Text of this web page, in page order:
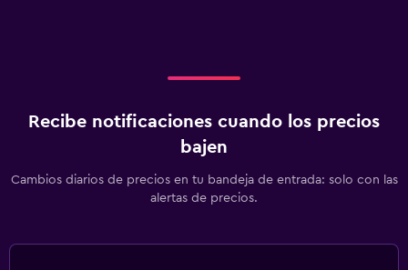
Recibe notificaciones cuando los precios
bajen
Cambios diarios de precios en tu bandeja de entrada: solo con las
alertas de precios.